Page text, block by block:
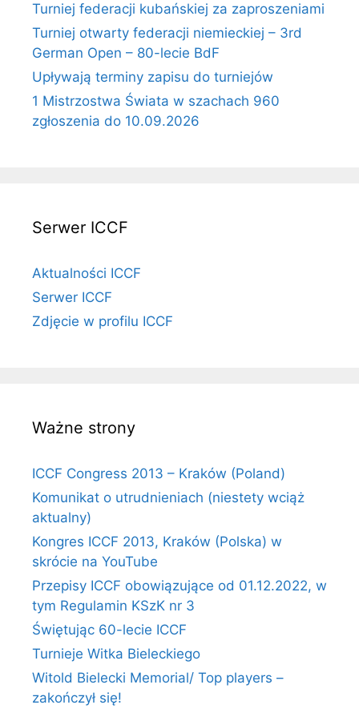
Turniej federacji kubańskiej za zaproszeniami
Turniej otwarty federacji niemieckiej – 3rd
German Open – 80-lecie BdF
Upływają terminy zapisu do turniejów
1 Mistrzostwa Świata w szachach 960
zgłoszenia do 10.09.2026
Serwer ICCF
Aktualności ICCF
Serwer ICCF
Zdjęcie w profilu ICCF
Ważne strony
ICCF Congress 2013 – Kraków (Poland)
Komunikat o utrudnieniach (niestety wciąż
aktualny)
Kongres ICCF 2013, Kraków (Polska) w
skrócie na YouTube
Przepisy ICCF obowiązujące od 01.12.2022, w
tym Regulamin KSzK nr 3
Świętując 60-lecie ICCF
Turnieje Witka Bieleckiego
Witold Bielecki Memorial/ Top players –
zakończył się!